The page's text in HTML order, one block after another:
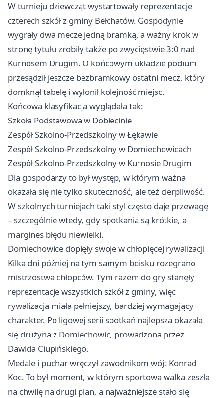
W turnieju dziewcząt wystartowały reprezentacje
czterech szkół z gminy Bełchatów. Gospodynie
wygrały dwa mecze jedną bramką, a ważny krok w
stronę tytułu zrobiły także po zwycięstwie 3:0 nad
Kurnosem Drugim. O końcowym układzie podium
przesądził jeszcze bezbramkowy ostatni mecz, który
domknął tabelę i wyłonił kolejność miejsc.
Końcowa klasyfikacja wyglądała tak:
Szkoła Podstawowa w Dobiecinie
Zespół Szkolno-Przedszkolny w Łękawie
Zespół Szkolno-Przedszkolny w Domiechowicach
Zespół Szkolno-Przedszkolny w Kurnosie Drugim
Dla gospodarzy to był występ, w którym ważna
okazała się nie tylko skuteczność, ale też cierpliwość.
W szkolnych turniejach taki styl często daje przewagę
– szczególnie wtedy, gdy spotkania są krótkie, a
margines błędu niewielki.
Domiechowice dopięły swoje w chłopięcej rywalizacji
Kilka dni później na tym samym boisku rozegrano
mistrzostwa chłopców. Tym razem do gry stanęły
reprezentacje wszystkich szkół z gminy, więc
rywalizacja miała pełniejszy, bardziej wymagający
charakter. Po ligowej serii spotkań najlepsza okazała
się drużyna z Domiechowic, prowadzona przez
Dawida Ciupińskiego.
Medale i puchar wręczył zawodnikom wójt Konrad
Koc. To był moment, w którym sportowa walka zeszła
na chwilę na drugi plan, a najważniejsze stało się